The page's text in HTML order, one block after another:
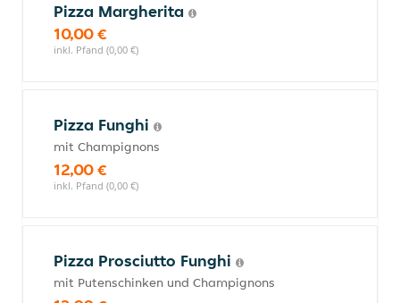
Pizza Margherita
10,00 €
inkl. Pfand (0,00 €)
Pizza Funghi
mit Champignons
12,00 €
inkl. Pfand (0,00 €)
Pizza Prosciutto Funghi
mit Putenschinken und Champignons